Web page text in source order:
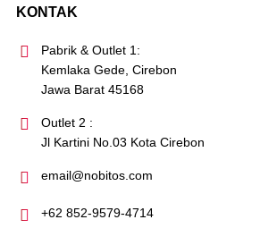
KONTAK
Pabrik & Outlet 1:
Kemlaka Gede, Cirebon
Jawa Barat 45168
Outlet 2 :
Jl Kartini No.03 Kota Cirebon
email@nobitos.com
+62 852-9579-4714